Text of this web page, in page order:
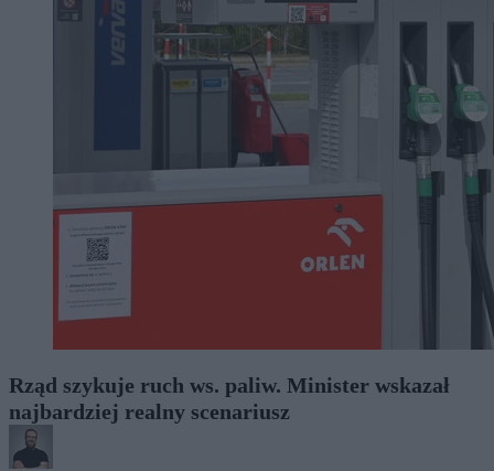
Rząd szykuje ruch ws. paliw. Minister wskazał
najbardziej realny scenariusz